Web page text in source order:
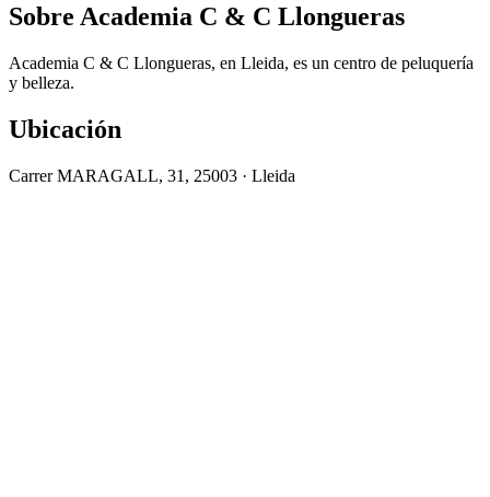
Sobre Academia C & C Llongueras
Academia C & C Llongueras, en Lleida, es un centro de peluquería
y belleza.
Ubicación
Carrer MARAGALL, 31, 25003 · Lleida